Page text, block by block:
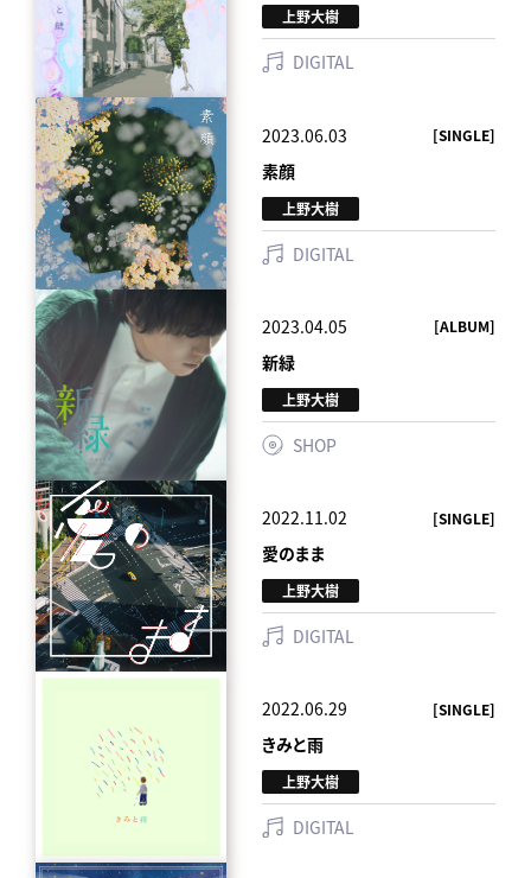
上野大樹
DIGITAL
2023.06.03 [SINGLE]
素顔
上野大樹
DIGITAL
2023.04.05 [ALBUM]
新緑
上野大樹
SHOP
2022.11.02 [SINGLE]
愛のまま
上野大樹
DIGITAL
2022.06.29 [SINGLE]
きみと雨
上野大樹
DIGITAL